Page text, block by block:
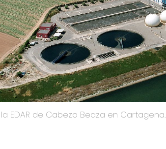
EDAR de Cabezo Beaza en Cartagena.